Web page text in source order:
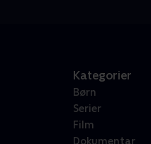
Kategorier
Børn
Serier
Film
Dokumentar